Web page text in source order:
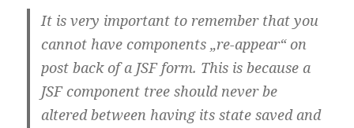
It is very important to remember that you
cannot have components „re-appear“ on
post back of a JSF form. This is because a
JSF component tree should never be
altered between having its state saved and